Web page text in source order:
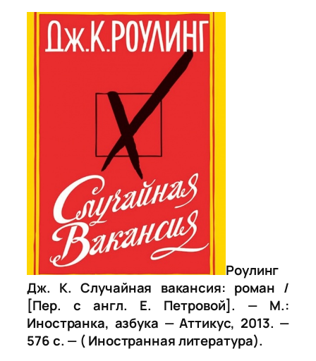
Роулинг
Дж. К. Случайная вакансия: роман /
[Пер. с англ. Е. Петровой]. — М.:
Иностранка, азбука — Аттикус, 2013. —
576 с. — ( Иностранная литература).